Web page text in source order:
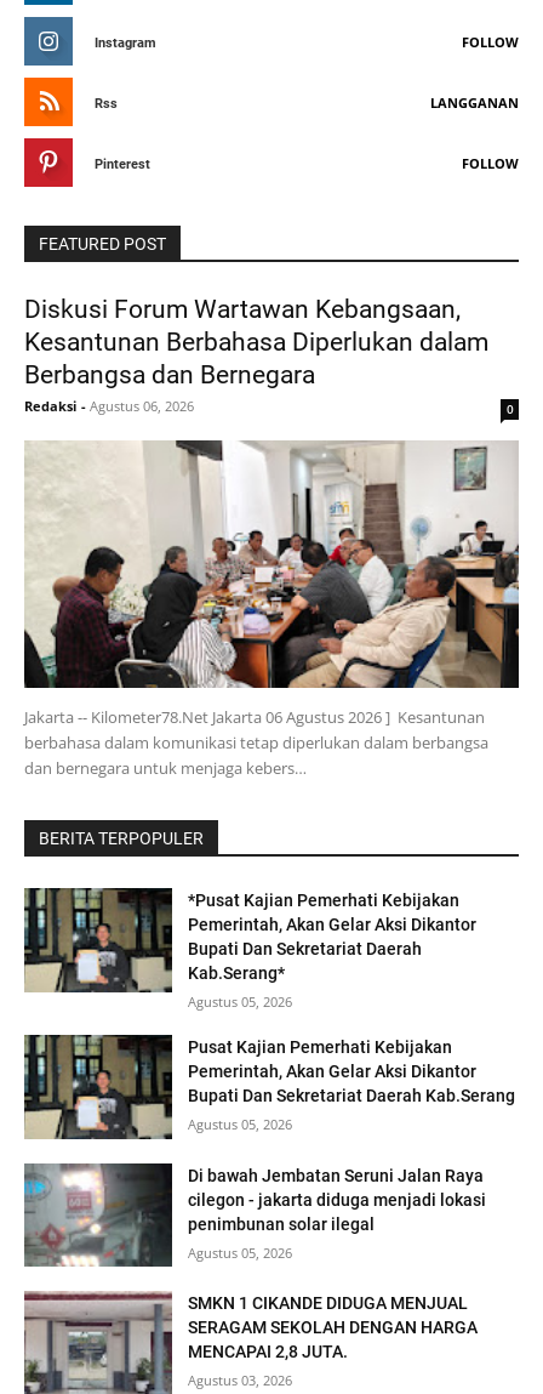
Instagram FOLLOW
Rss LANGGANAN
Pinterest FOLLOW
FEATURED POST
Diskusi Forum Wartawan Kebangsaan,
Kesantunan Berbahasa Diperlukan dalam
Berbangsa dan Bernegara
Redaksi - Agustus 06, 2026 0
Jakarta -- Kilometer78.Net Jakarta 06 Agustus 2026 ] Kesantunan
berbahasa dalam komunikasi tetap diperlukan dalam berbangsa
dan bernegara untuk menjaga kebers…
BERITA TERPOPULER
*Pusat Kajian Pemerhati Kebijakan
Pemerintah, Akan Gelar Aksi Dikantor
Bupati Dan Sekretariat Daerah
Kab.Serang*
Agustus 05, 2026
Pusat Kajian Pemerhati Kebijakan
Pemerintah, Akan Gelar Aksi Dikantor
Bupati Dan Sekretariat Daerah Kab.Serang
Agustus 05, 2026
Di bawah Jembatan Seruni Jalan Raya
cilegon - jakarta diduga menjadi lokasi
penimbunan solar ilegal
Agustus 05, 2026
SMKN 1 CIKANDE DIDUGA MENJUAL
SERAGAM SEKOLAH DENGAN HARGA
MENCAPAI 2,8 JUTA.
Agustus 03, 2026